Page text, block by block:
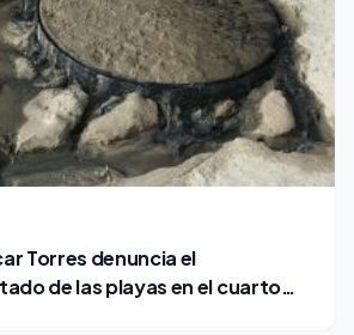
Torres denuncia el
de las playas en el cuarto